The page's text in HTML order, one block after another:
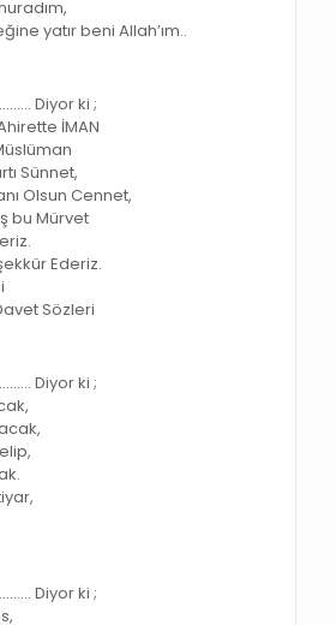
yatır beni Allah’ım..
Diyor ki ;
İMAN
Sünnet,
Olsun Cennet,
bu Mürvet
Ederiz.
Sözleri
Diyor ki ;
Diyor ki ;